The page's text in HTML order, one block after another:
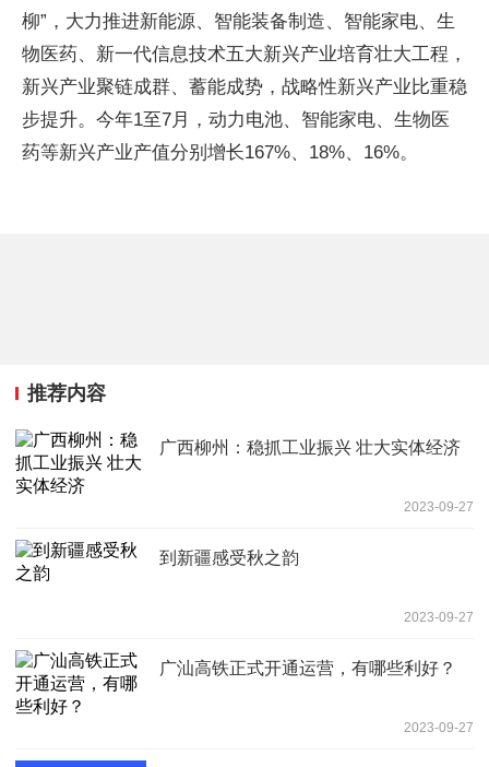
柳”，大力推进新能源、智能装备制造、智能家电、生
物医药、新一代信息技术五大新兴产业培育壮大工程，
新兴产业聚链成群、蓄能成势，战略性新兴产业比重稳
步提升。今年1至7月，动力电池、智能家电、生物医
药等新兴产业产值分别增长167%、18%、16%。
推荐内容
广西柳州：稳抓工业振兴 壮大实体经济
2023-09-27
到新疆感受秋之韵
2023-09-27
广汕高铁正式开通运营，有哪些利好？
2023-09-27